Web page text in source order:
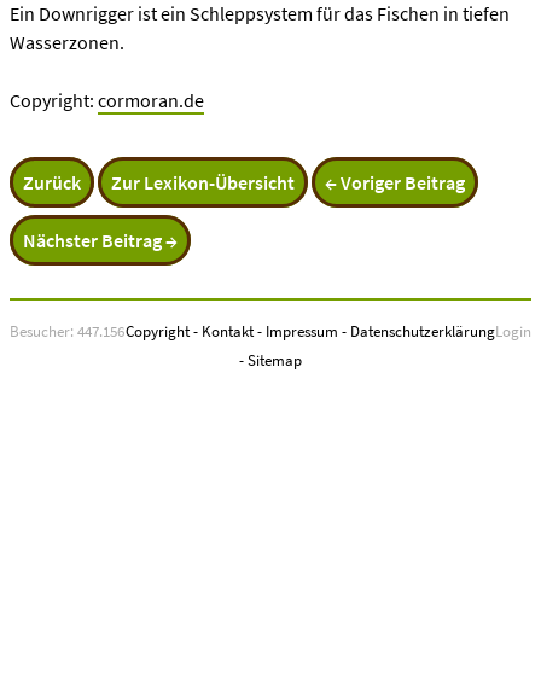
Ein Downrigger ist ein Schleppsystem für das Fischen in tiefen
Wasserzonen.
Copyright: cormoran.de
Zurück Zur Lexikon-Übersicht ← Voriger Beitrag
Nächster Beitrag →
Besucher: 447.156 Login
Copyright- Kontakt- Impressum - Datenschutzerklärung
-Sitemap